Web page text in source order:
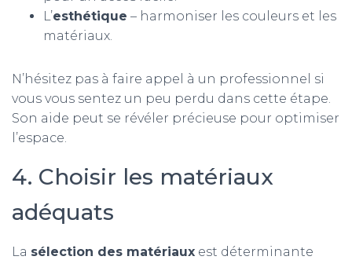
L’esthétique – harmoniser les couleurs et les
matériaux.
N’hésitez pas à faire appel à un professionnel si
vous vous sentez un peu perdu dans cette étape.
Son aide peut se révéler précieuse pour optimiser
l’espace.
4. Choisir les matériaux
adéquats
La sélection des matériaux est déterminante